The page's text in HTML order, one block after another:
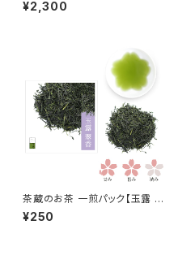
¥2,300
茶蔵のお茶 一煎パック【玉露 翠
香(すいこう)】
¥250